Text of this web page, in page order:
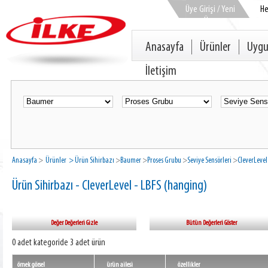
Üye Girişi / Yeni
Üye
Anasayfa Ürünler
İletişim
Anasayfa > Ürünler > Ürün Sihirbazı >Baumer >Proses Grubu >Seviye Sensörleri >
Ürün Sihirbazı - CleverLevel - LBFS (hanging)
Değer Değerleri Gizle Bütün Değerleri Göster
0 adet kategoride 3 adet ürün
örnek görsel ürün ailesi özellikler